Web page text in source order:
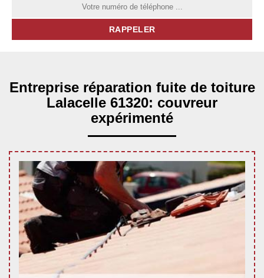
Entreprise réparation fuite de toiture
Lalacelle 61320: couvreur
expérimenté